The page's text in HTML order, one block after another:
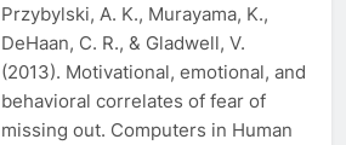
Przybylski, A. K., Murayama, K.,
DeHaan, C. R., & Gladwell, V.
(2013). Motivational, emotional, and
behavioral correlates of fear of
missing out. Computers in Human